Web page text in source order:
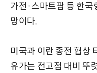
가전·스마트팜 등 한국
망이다.
미국과 이란 종전 협상
유가는 전고점 대비 뚜